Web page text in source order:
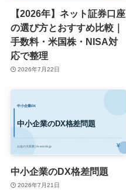
【2026年】ネット証券口座
の選び方とおすすめ比較｜
手数料・米国株・NISA対
応で整理
2026年7月22日
中小企業のDX格差問題
2026年7月21日